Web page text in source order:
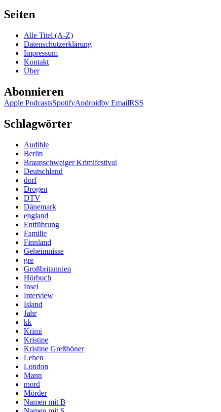
Seiten
Alle Titel (A-Z)
Datenschutzerklärung
Impressum
Kontakt
Über
Abonnieren
Apple PodcastsSpotifyAndroidby EmailRSS
Schlagwörter
Audible
Berlin
Braunschweiger Krimifestival
Deutschland
dorf
Drogen
DTV
Dänemark
england
Entführung
Familie
Finnland
Geheimnisse
gre
Großbritannien
Hörbuch
Insel
Interview
Island
Jahr
kk
Krimi
Kristine
Kristine Greßhöner
Leben
London
Mann
mord
Mörder
Namen mit B